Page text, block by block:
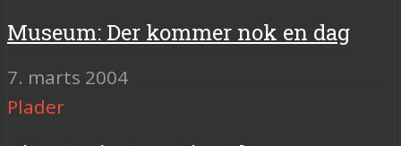
Museum: Der kommer nok en dag
7. marts 2004
Plader